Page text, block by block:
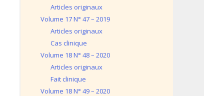
Articles originaux
Volume 17 N° 47 – 2019
Articles originaux
Cas clinique
Volume 18 N° 48 – 2020
Articles originaux
Fait clinique
Volume 18 N° 49 – 2020